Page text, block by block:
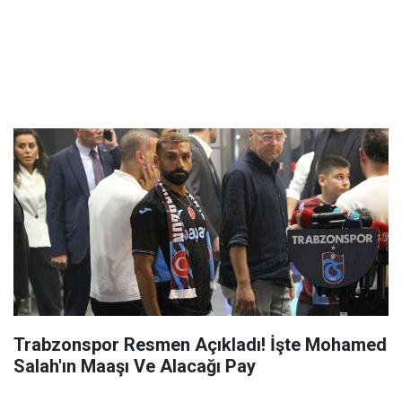
Trabzonspor Resmen Açıkladı! İşte Mohamed
Salah'ın Maaşı Ve Alacağı Pay